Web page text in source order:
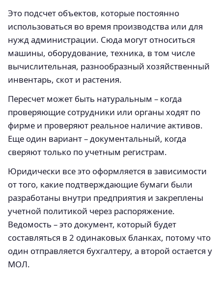
Это подсчет объектов, которые постоянно
использоваться во время производства или для
нужд администрации. Сюда могут относиться
машины, оборудование, техника, в том числе
вычислительная, разнообразный хозяйственный
инвентарь, скот и растения.
Пересчет может быть натуральным – когда
проверяющие сотрудники или органы ходят по
фирме и проверяют реальное наличие активов.
Еще один вариант – документальный, когда
сверяют только по учетным регистрам.
Юридически все это оформляется в зависимости
от того, какие подтверждающие бумаги были
разработаны внутри предприятия и закреплены
учетной политикой через распоряжение.
Ведомость – это документ, который будет
составляться в 2 одинаковых бланках, потому что
один отправляется бухгалтеру, а второй остается у
МОЛ.